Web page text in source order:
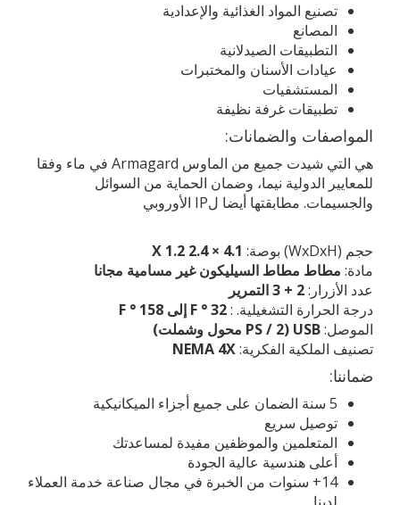
تصنيع المواد الغذائية والإعدادية
المصانع
التطبيقات الصيدلانية
عيادات الأسنان والمختبرات
المستشفيات
تطبيقات غرفة نظيفة
المواصفات والضمانات:
هي التي شيدت جميع من الماوس Armagard في ماء وفقا
للمعايير الدولية نيما، وضمان الحماية من السوائل
والجسيمات. مطابقتها أيضا لIP الأوروبي
حجم (WxDxH) بوصة:
4.1 × 2.4 X 1.2
مادة: مطاط مطاط السيليكون غير مسامية مجانا
عدد الأزرار:2 + 3 التمرير
درجة الحرارة التشغيلية. :32 ° F إلى 158 ° F
الموصل:USB (PS / 2 محول وشملت)
تصنيف الملكية الفكرية:NEMA 4X
ضماننا:
5 سنة الضمان على جميع أجزاء الميكانيكية
توصيل سريع
المتعلمين والموظفين مفيدة لمساعدتك
أعلى هندسية عالية الجودة
14+ سنوات من الخبرة في مجال صناعة خدمة العملاء